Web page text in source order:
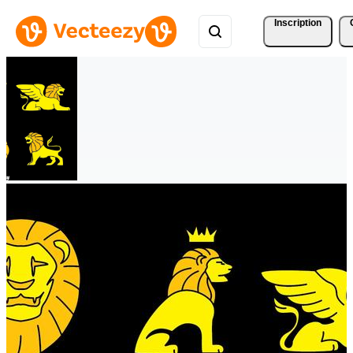
Inscription